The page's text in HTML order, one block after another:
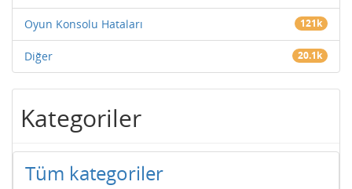
Oyun Konsolu Hataları 121k
Diğer 20.1k
Kategoriler
Tüm kategoriler